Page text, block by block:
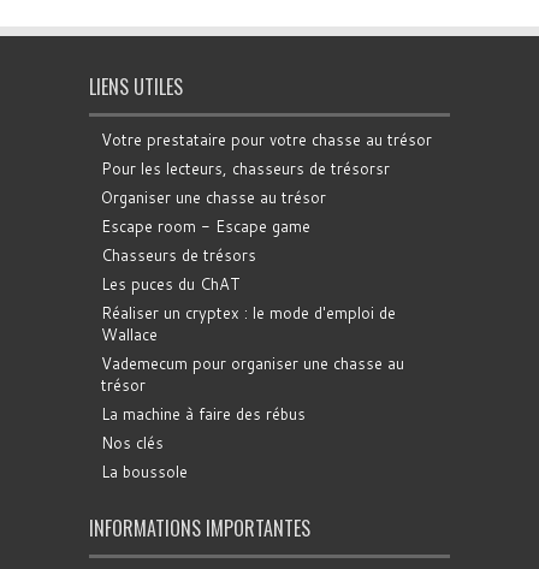
LIENS UTILES
Votre prestataire pour votre chasse au trésor
Pour les lecteurs, chasseurs de trésorsr
Organiser une chasse au trésor
Escape room - Escape game
Chasseurs de trésors
Les puces du ChAT
Réaliser un cryptex : le mode d'emploi de
Wallace
Vademecum pour organiser une chasse au
trésor
La machine à faire des rébus
Nos clés
La boussole
INFORMATIONS IMPORTANTES